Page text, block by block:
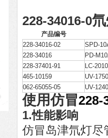
228-34016-0
产品编号
228-34016-02
SPD-
228-34016
PD-
228-37401-91
LC-
465-10159
UV-1750
062-65055-05
UV-
使用仿冒228-
1.性能影响
仿冒岛津氘灯尽